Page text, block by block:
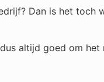
Dan is het toch
altijd goed om het